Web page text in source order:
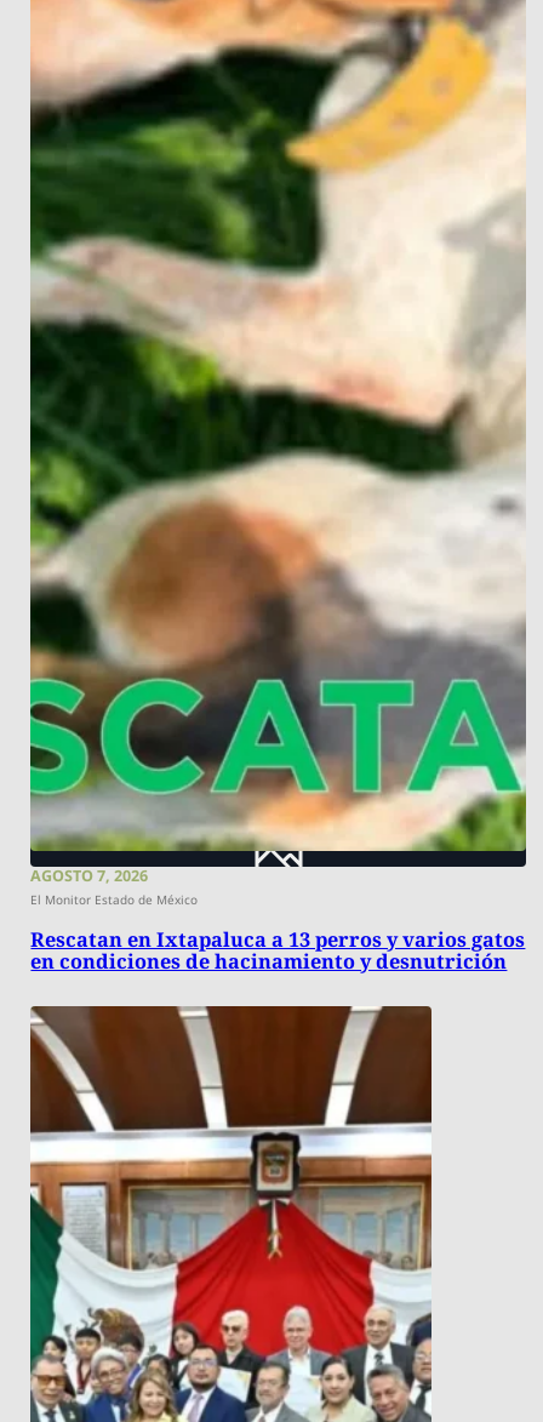
AGOSTO 7, 2026
El Monitor Estado de México
Rescatan en Ixtapaluca a 13 perros y varios gatos
en condiciones de hacinamiento y desnutrición